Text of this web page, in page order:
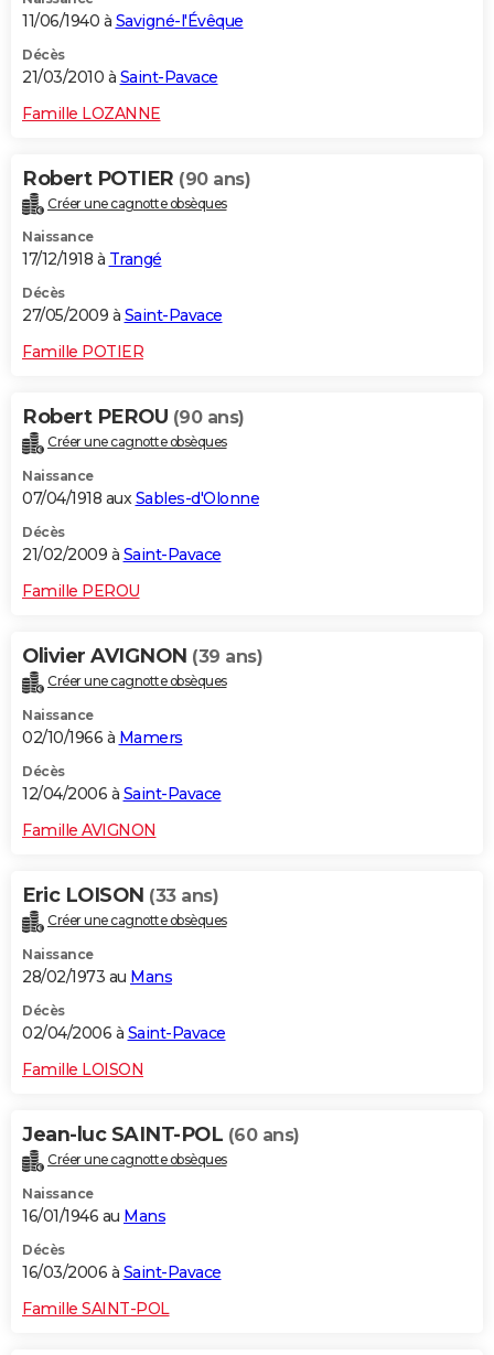
11/06/1940 à Savigné-l'Évêque
Décès
21/03/2010 à Saint-Pavace
Famille LOZANNE
Robert POTIER (90 ans)
Créer une cagnotte obsèques
Naissance
17/12/1918 à Trangé
Décès
27/05/2009 à Saint-Pavace
Famille POTIER
Robert PEROU (90 ans)
Créer une cagnotte obsèques
Naissance
07/04/1918 auxSables-d'Olonne
Décès
21/02/2009 à Saint-Pavace
Famille PEROU
Olivier AVIGNON (39 ans)
Créer une cagnotte obsèques
Naissance
02/10/1966 à Mamers
Décès
12/04/2006 à Saint-Pavace
Famille AVIGNON
Eric LOISON (33 ans)
Créer une cagnotte obsèques
Naissance
28/02/1973 au Mans
Décès
02/04/2006 à Saint-Pavace
Famille LOISON
Jean-luc SAINT-POL (60 ans)
Créer une cagnotte obsèques
Naissance
16/01/1946 au Mans
Décès
16/03/2006 à Saint-Pavace
Famille SAINT-POL